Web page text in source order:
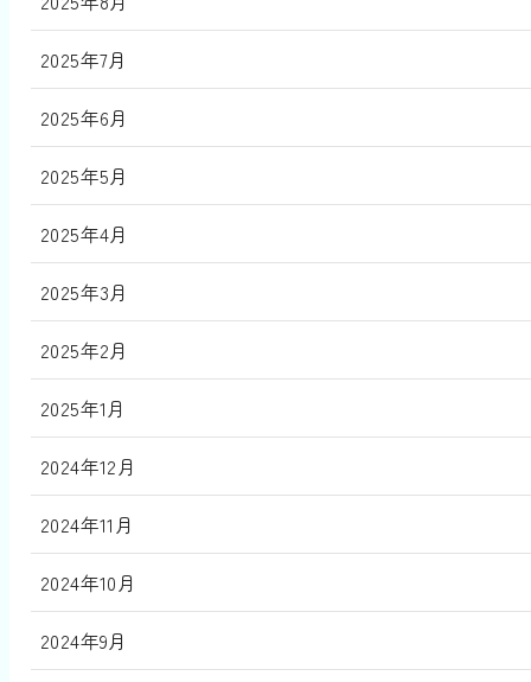
2025年7月
2025年6月
2025年5月
2025年4月
2025年3月
2025年2月
2025年1月
2024年12月
2024年11月
2024年10月
2024年9月